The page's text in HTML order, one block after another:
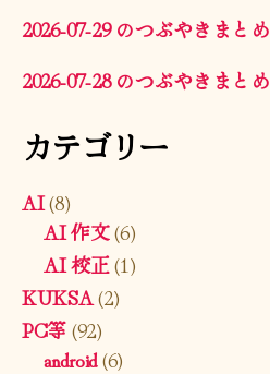
2026-07-29 のつぶやきまとめ
2026-07-28 のつぶやきまとめ
カテゴリー
AI(8)
AI 作文(6)
AI 校正(1)
KUKSA(2)
PC等(92)
android(6)